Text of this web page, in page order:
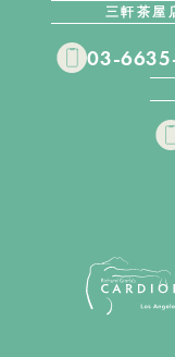
三軒茶屋
03-